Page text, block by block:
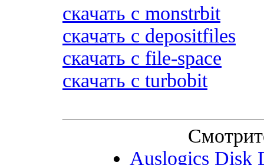
скачать с monstrbit
скачать с depositfiles
скачать с file-space
скачать с turbobit
Auslogics Disk